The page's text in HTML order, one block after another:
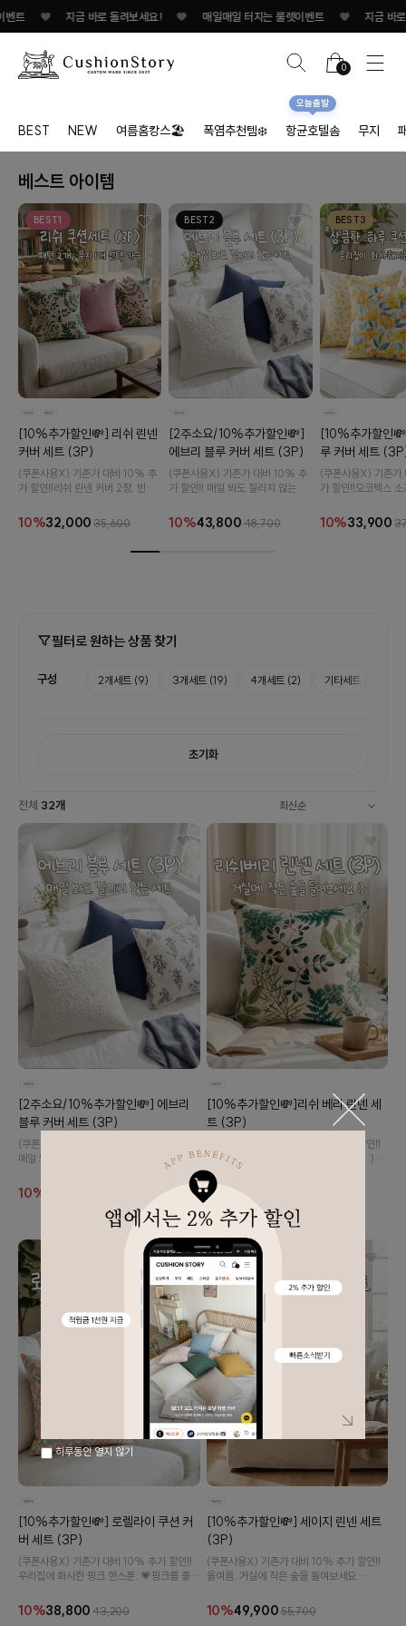
지금 바로 돌려보세요! 매일매일 터지는 룰렛이벤트 지금 바로
0
BEST NEW 여름홈캉스🏖 폭염추천템❄️ 항균호텔솜
오늘출발
무지
베스트 아이템
BEST1
[10%추가할인💸] 리쉬 린넨
커버 세트 (3P)
(쿠폰사용X) 기존가 대비 10% 추
가 할인‼️리쉬 린넨 커버 2장, 빈티
조합 선택이 가능한 쿠션세트입니
다.
10%32,000 35,600
BEST2
[2주소요/10%추가할인💸]
에브리 블루 커버 세트 (3P)
(쿠폰사용X) 기존가 대비 10% 추
가 할인‼️ 매일 봐도 질리지 않는 블
한 공간을 완성해 보세요 :)
10%43,800 48,700
BEST3
[10%추가할인
루 커버 세트
(쿠폰사용X) 기존
가 할인‼️오코텍스
의 실패없는 쿠션 조
10%33,900
필터로 원하는 상품 찾기
구성 2개세트 (9) 3개세트 (19) 4개세트 (2) 기타세트
초기화
전체 32개
[2주소요/10%추가할인💸] 에브리
블루 커버 세트 (3P)
(쿠폰사용X) 기존가 대비 10% 추가 할인‼️
매일 봐도 질리지 않는 블루톤 커버들의 향
연..💙 가장 편안한 공간을 완성해 보세요 :)
10%
[10%추가할인💸]리쉬 베리 린넨 세
트 (3P)
(쿠폰사용X) 기존가 대비 10% 추가 할인‼️
올 여름엔 거실에 작은 숲을 들여보세요 :) 보
기만해도 싱그러운 그리너리 쿠션 세트입니
다.
10%
[10%추가할인💸] 로렐라이 쿠션 커
버 세트 (3P)
(쿠폰사용X) 기존가 대비 10% 추가 할인‼️
우리집에 화사한 핑크 한스푼..💗핑크를 좋아
10%38,800 43,200
[10%추가할인💸] 세이지 린넨 세트
(3P)
(쿠폰사용X) 기존가 대비 10% 추가 할인‼️
올여름, 거실에 작은 숲을 들여보세요.
트입니다.
10%49,900 55,700
하루동안 열지 않기